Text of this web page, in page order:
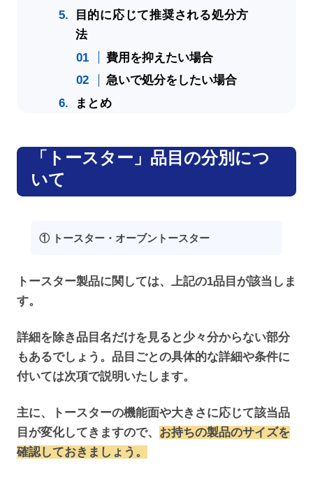
目的に応じて推奨される処分方
法
費用を抑えたい場合
急いで処分をしたい場合
まとめ
「トースター」品目の分別につ
いて
① トースター・オーブントースター
トースター製品に関しては、上記の1品目が該当しま
す。
詳細を除き品目名だけを見ると少々分からない部分
もあるでしょう。品目ごとの具体的な詳細や条件に
付いては次項で説明いたします。
主に、トースターの機能面や大きさに応じて該当品
目が変化してきますので、 お持ちの製品のサイズを
確認しておきましょう。